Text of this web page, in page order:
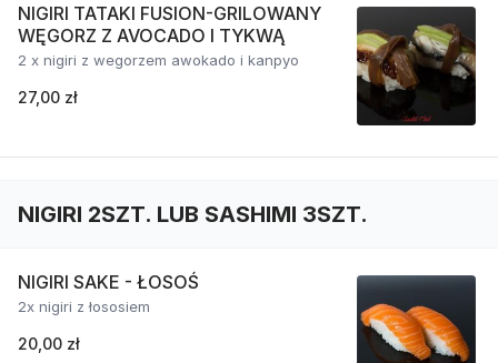
NIGIRI TATAKI FUSION-GRILOWANY
WĘGORZ Z AVOCADO I TYKWĄ
2 x nigiri z wegorzem awokado i kanpyo
27,00 zł
NIGIRI 2SZT. LUB SASHIMI 3SZT.
NIGIRI SAKE - ŁOSOŚ
2x nigiri z łososiem
20,00 zł